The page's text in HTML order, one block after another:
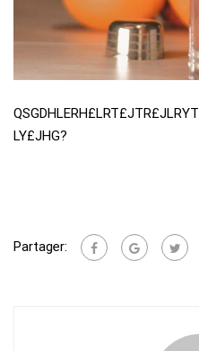
QSGDHLERH£LRT£JTR£JLRYT
LY£JHG?
Partager: